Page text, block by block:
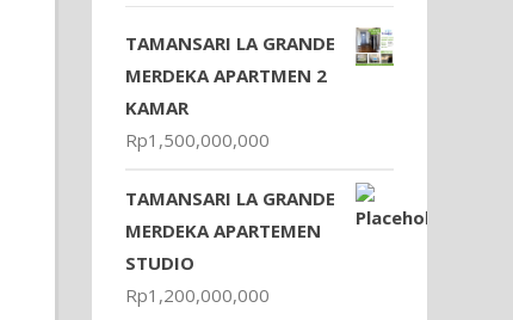
TAMANSARI LA GRANDE
MERDEKA APARTMEN 2
KAMAR
Rp1,500,000,000
TAMANSARI LA GRANDE
MERDEKA APARTEMEN
STUDIO
Rp1,200,000,000